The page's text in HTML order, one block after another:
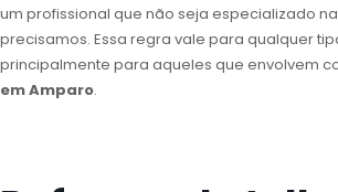
um profissional que não seja especializado
precisamos. Essa regra vale para qualquer
principalmente para aqueles que envolvem
em Amparo.